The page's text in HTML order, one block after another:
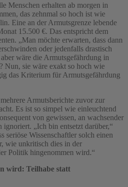
Menschen erhalten ab morgen in
das zehnmal so hoch ist wie
Eine an der Armutsgrenze lebende
15.500 €. Das entspricht dem
„Man möchte erwarten, dass dann
oder jedenfalls drastisch
wäre die Armutsgefährdung in
Nun, sie wäre exakt so hoch wie
das Kriterium für Armutsgefährdung
Armutsberichte zuvor zur
Es ist so simpel wie einleuchtend
von gewissen, an wachsender
ignoriert. „Ich bin entsetzt darüber,“
seriöse Wissenschaftler solch einen
wie unkritisch dies in der
Politik hingenommen wird.“
wird: Teilhabe statt